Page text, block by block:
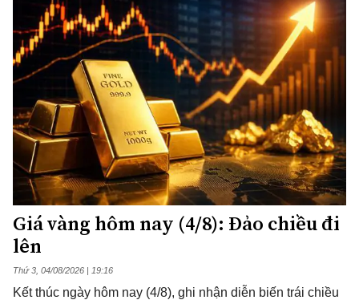
Giá vàng hôm nay (4/8): Đảo chiều đi
lên
Thứ 3, 04/08/2026 | 19:16
Kết thúc ngày hôm nay (4/8), ghi nhận diễn biến trái chiều